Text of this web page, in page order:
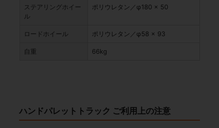
ステアリングホイー
ル
ポリウレタン／φ180 × 50
ロードホイール ポリウレタン／φ58 × 93
自重 66kg
ハンドパレットトラック ご利用上の注意